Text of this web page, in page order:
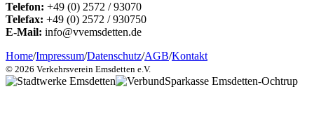
Telefon: +49 (0) 2572 / 93070
Telefax: +49 (0) 2572 / 930750
E-Mail: info@vvemsdetten.de
Home/Impressum/Datenschutz/AGB/Kontakt
© 2026 Verkehrsverein Emsdetten e.V.